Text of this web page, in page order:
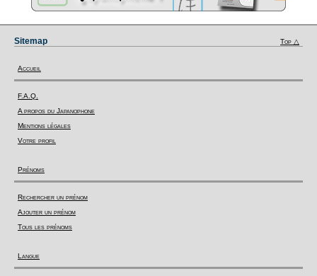
Sitemap Top △
Accueil
F.A.Q.
A propos du Japanophone
Mentions légales
Votre profil
Prénoms
Rechercher un prénom
Ajouter un prénom
Tous les prénoms
Langue